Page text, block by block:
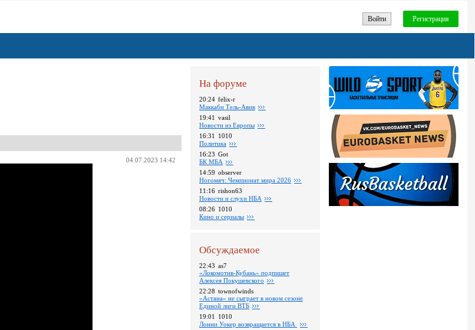
Войти Регистрация
04.07.2023 14:42
На форуме
20:24 felix-r
Маккаби Тель-Авив
19:41 vasil
Новости из Европы
16:31
1010
Политика
16:23 Got
БК МБА
14:59 observer
Ногомяч: Чемпионат мира 2026
11:16 rishon63
Новости и слухи НБА
08:26 1010
Кино и сериалы
Обсуждаемое
22:43 as7
«Локомотив-Кубань» подпишет
Алексея Покушевского
22:28 townofwinds
«Астана» не сыграет в новом сезоне
Единой лиги ВТБ
19:01
1010
Лонни Уокер возвращается в НБА